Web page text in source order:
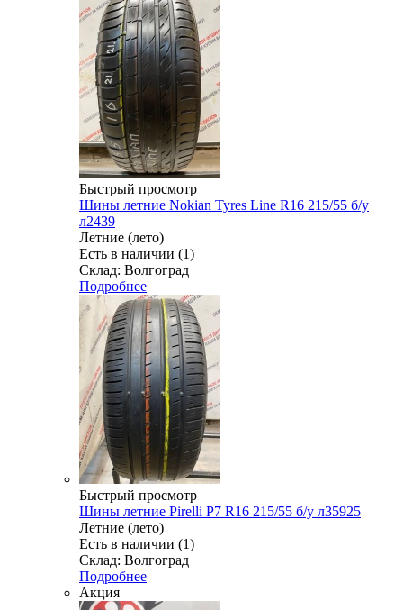
Быстрый просмотр
Шины летние Nokian Tyres Line R16 215/55 б/у
л2439
Летние (лето)
Есть в наличии (1)
Склад: Волгоград
Подробнее
Быстрый просмотр
Шины летние Pirelli P7 R16 215/55 б/у л35925
Летние (лето)
Есть в наличии (1)
Склад: Волгоград
Подробнее
Акция